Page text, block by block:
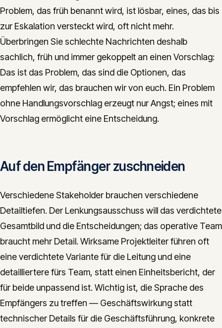
Problem, das früh benannt wird, ist lösbar, eines, das bis
zur Eskalation versteckt wird, oft nicht mehr.
Überbringen Sie schlechte Nachrichten deshalb
sachlich, früh und immer gekoppelt an einen Vorschlag:
Das ist das Problem, das sind die Optionen, das
empfehlen wir, das brauchen wir von euch. Ein Problem
ohne Handlungsvorschlag erzeugt nur Angst; eines mit
Vorschlag ermöglicht eine Entscheidung.
Auf den Empfänger zuschneiden
Verschiedene Stakeholder brauchen verschiedene
Detailtiefen. Der Lenkungsausschuss will das verdichtete
Gesamtbild und die Entscheidungen; das operative Team
braucht mehr Detail. Wirksame Projektleiter führen oft
eine verdichtete Variante für die Leitung und eine
detailliertere fürs Team, statt einen Einheitsbericht, der
für beide unpassend ist. Wichtig ist, die Sprache des
Empfängers zu treffen — Geschäftswirkung statt
technischer Details für die Geschäftsführung, konkrete